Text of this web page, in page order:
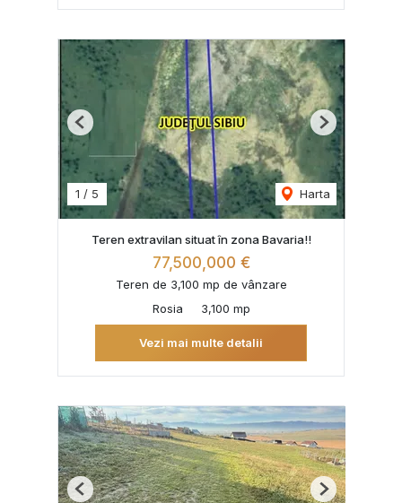
1 / 5 Harta
Previous Next
Teren extravilan situat în zona Bavaria!!
77,500,000 €
Teren de 3,100 mp de vânzare
Rosia
3,100 mp
Vezi mai multe detalii
Previous Next